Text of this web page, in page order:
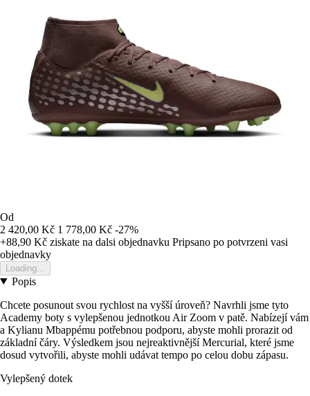
Od
2 420,00 Kč 1 778,00 Kč -27%
+88,90 Kč ziskate na dalsi objednavku Pripsano po potvrzeni vasi
objednavky
Loading...
Popis
Chcete posunout svou rychlost na vyšší úroveň? Navrhli jsme tyto
Academy boty s vylepšenou jednotkou Air Zoom v patě. Nabízejí vám
a Kylianu Mbappému potřebnou podporu, abyste mohli prorazit od
základní čáry. Výsledkem jsou nejreaktivnější Mercurial, které jsme
dosud vytvořili, abyste mohli udávat tempo po celou dobu zápasu.
Vylepšený dotek